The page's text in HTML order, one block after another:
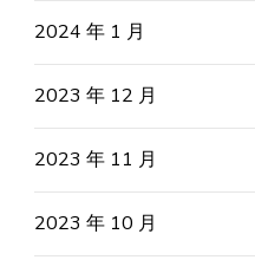
2024 年 1 月
2023 年 12 月
2023 年 11 月
2023 年 10 月